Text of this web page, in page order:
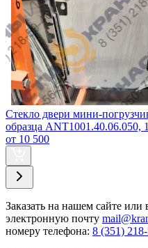
Стекло двери мини-
образца ANT1001.40.06.050,
от 10 500
Заказать на нашем сайте или
электронную почту
номеру телефона: 8 (351)